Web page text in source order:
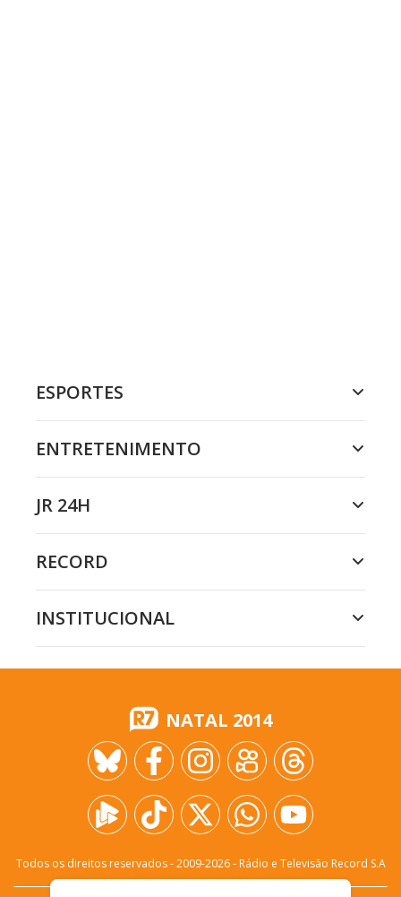
ESPORTES
ENTRETENIMENTO
JR 24H
RECORD
INSTITUCIONAL
NATAL 2014
Todos os direitos reservados - 2009-2026- Rádio e Televisão Record S.A